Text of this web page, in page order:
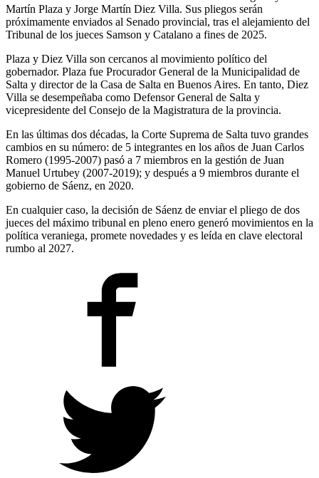
Martín Plaza y Jorge Martín Diez Villa. Sus pliegos serán
próximamente enviados al Senado provincial, tras el alejamiento del
Tribunal de los jueces Samson y Catalano a fines de 2025.
Plaza y Diez Villa son cercanos al movimiento político del
gobernador. Plaza fue Procurador General de la Municipalidad de
Salta y director de la Casa de Salta en Buenos Aires. En tanto, Diez
Villa se desempeñaba como Defensor General de Salta y
vicepresidente del Consejo de la Magistratura de la provincia.
En las últimas dos décadas, la Corte Suprema de Salta tuvo grandes
cambios en su número: de 5 integrantes en los años de Juan Carlos
Romero (1995-2007) pasó a 7 miembros en la gestión de Juan
Manuel Urtubey (2007-2019); y después a 9 miembros durante el
gobierno de Sáenz, en 2020.
En cualquier caso, la decisión de Sáenz de enviar el pliego de dos
jueces del máximo tribunal en pleno enero generó movimientos en la
política veraniega, promete novedades y es leída en clave electoral
rumbo al 2027.